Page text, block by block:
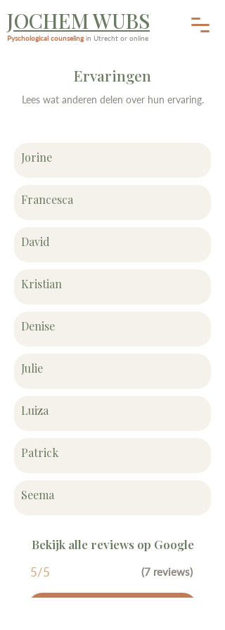
JOCHEM WUBS
Pyschological counselingin Utrecht or online
Ervaringen
Lees wat anderen delen over hun ervaring.
Jorine
Francesca
David
Kristian
Denise
Julie
Luiza
Patrick
Seema
Bekijk alle reviews op Google
5/5 (7 reviews)